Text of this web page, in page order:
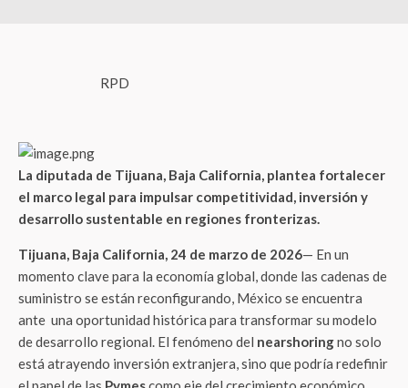
RPD
La diputada de Tijuana, Baja California, plantea fortalecer
el marco legal para impulsar competitividad, inversión y
desarrollo sustentable en regiones fronterizas.
Tijuana, Baja California, 24 de marzo de 2026— En un
momento clave para la economía global, donde las cadenas de
suministro se están reconfigurando, México se encuentra
ante una oportunidad histórica para transformar su modelo
de desarrollo regional. El fenómeno del nearshoringno solo
está atrayendo inversión extranjera, sino que podría redefinir